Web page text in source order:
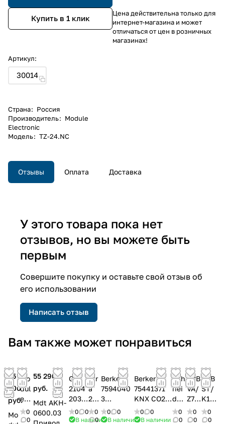
Купить в 1 клик
Артикул:
30014
Страна: Россия
Производитель: Module
Electronic
Модель: TZ-24.NC
Цена действительна только для
интернет-магазина и может
отличаться от цен в розничных
магазинах!
Отзывы Оплата Доставка
У этого товара пока нет
отзывов, но вы можете быть
первым
Совершите покупку и оставьте свой отзыв об
его использовании
Написать отзыв
Вам также может понравиться
25
200
руб.
Mo
Mo
dul
e
Ele
ctr
0
0
55 290
руб.
Mdt AKH-
0600.03
Gira
2104
203
Датч
ик
0
0
В наличии
Gir
a
210
42
0
0
0
Berker
7594040
3
Централ
ьная
0
0
В наличии
Berker
75441371
KNX CO2-
Датчик с
регулиров
0
0
В наличии
Sch
nei
der
MT
N60
0
0
ABB
VA/
Z78.
1
Ада
0
0
ABB
ST/
K1.1
Эле
ктр
0
0